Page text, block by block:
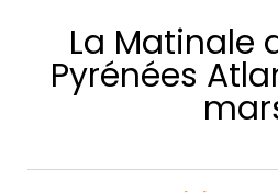
La Matinale
Pyrénées